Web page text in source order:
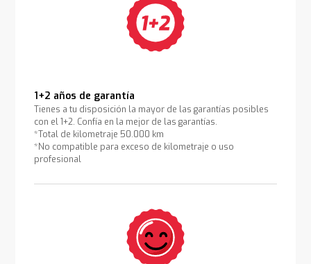
1+2 años de garantía
Tienes a tu disposición la mayor de las garantías posibles
con el 1+2. Confía en la mejor de las garantías.
*Total de kilometraje 50.000 km
*No compatible para exceso de kilometraje o uso
profesional